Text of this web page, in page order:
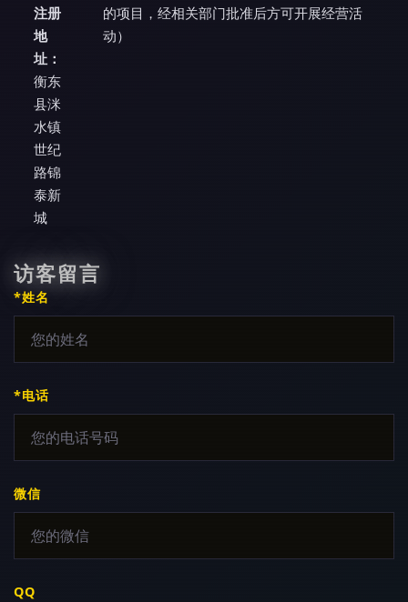
注册
地
址：
衡东
县洣
水镇
世纪
路锦
泰新
城
的项目，经相关部门批准后方可开展经营活
动）
访客留言
*姓名
*电话
微信
QQ